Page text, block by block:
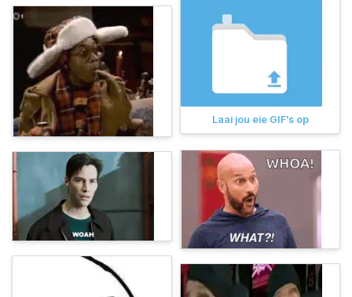
Laai jou eie GIF's op